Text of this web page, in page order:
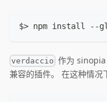
$> npm install --
verdaccio 作为
兼容的插件。 在这种情况